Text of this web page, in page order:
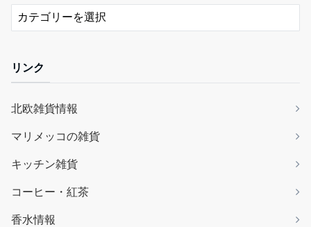
リンク
北欧雑貨情報
マリメッコの雑貨
キッチン雑貨
コーヒー・紅茶
香水情報